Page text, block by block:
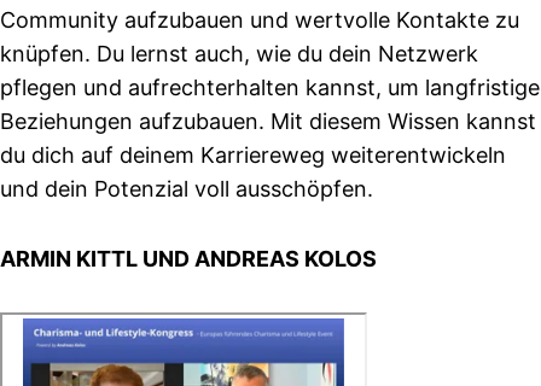
Community aufzubauen und wertvolle Kontakte zu
knüpfen. Du lernst auch, wie du dein Netzwerk
pflegen und aufrechterhalten kannst, um langfristige
Beziehungen aufzubauen. Mit diesem Wissen kannst
du dich auf deinem Karriereweg weiterentwickeln
und dein Potenzial voll ausschöpfen.
ARMIN KITTL UND ANDREAS KOLOS